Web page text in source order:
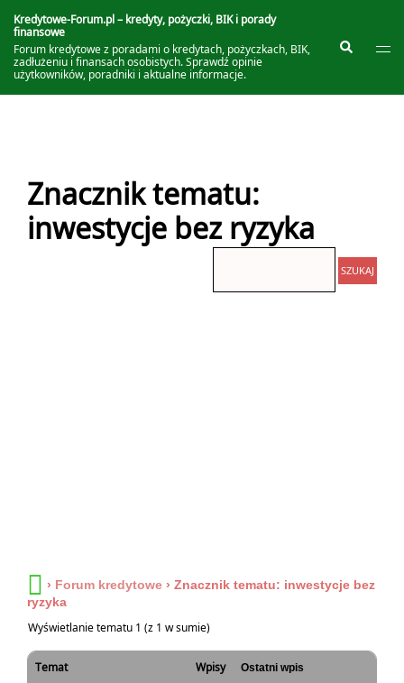
do
treści
Kredytowe-Forum.pl – kredyty, pożyczki, BIK i porady
finansowe
Forum kredytowe z poradami o kredytach, pożyczkach, BIK,
zadłużeniu i finansach osobistych. Sprawdź opinie
użytkowników, poradniki i aktualne informacje.
Szukaj
Znacznik tematu:
inwestycje bez ryzyka
› Forum kredytowe › Znacznik tematu: inwestycje bez
ryzyka
Wyświetlanie tematu 1 (z 1 w sumie)
Temat Wpisy Ostatni wpis